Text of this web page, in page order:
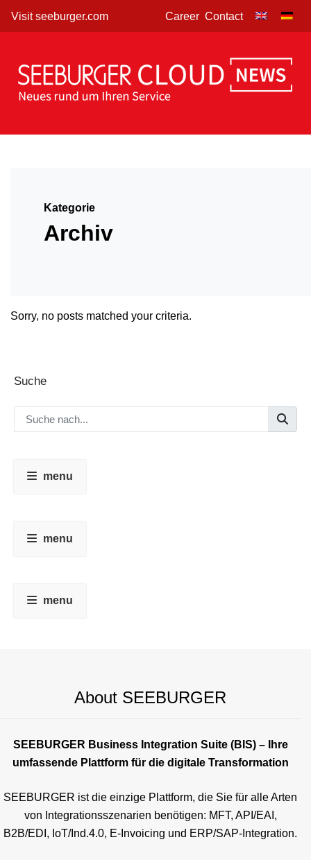
Visit seeburger.com Career Contact
Kategorie
Archiv
Sorry, no posts matched your criteria.
Suche
menu
menu
menu
About SEEBURGER
SEEBURGER Business Integration Suite (BIS) – Ihre
umfassende Plattform für die digitale Transformation
SEEBURGER ist die einzige Plattform, die Sie für alle Arten
von Integrationsszenarien benötigen: MFT, API/EAI,
B2B/EDI, IoT/Ind.4.0, E-Invoicing und ERP/SAP-Integration.